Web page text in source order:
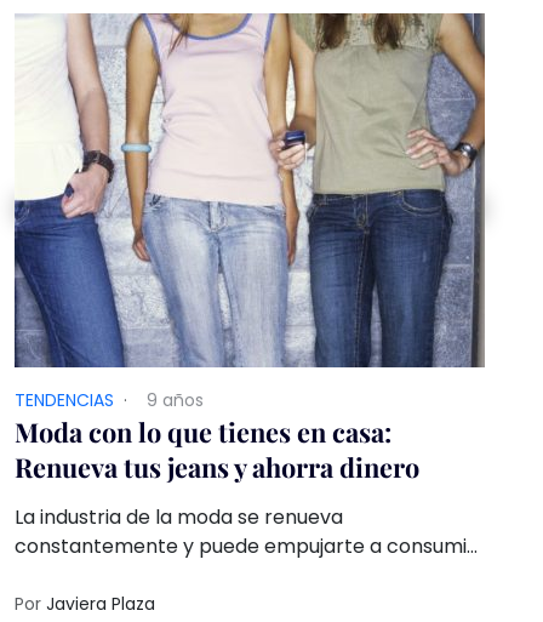
TENDENCIAS · 9 años
Moda con lo que tienes en casa:
Renueva tus jeans y ahorra dinero
La industria de la moda se renueva
constantemente y puede empujarte a consumir
Por Javiera Plaza